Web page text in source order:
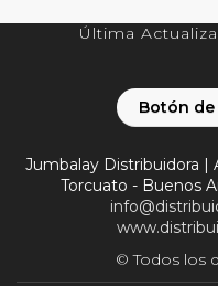
Última
Botón
Jumbalay Distribuidora |
Torcuato - Buenos
© Todos los